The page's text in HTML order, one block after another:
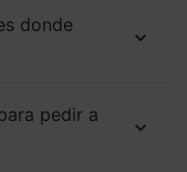
donde
pedir a